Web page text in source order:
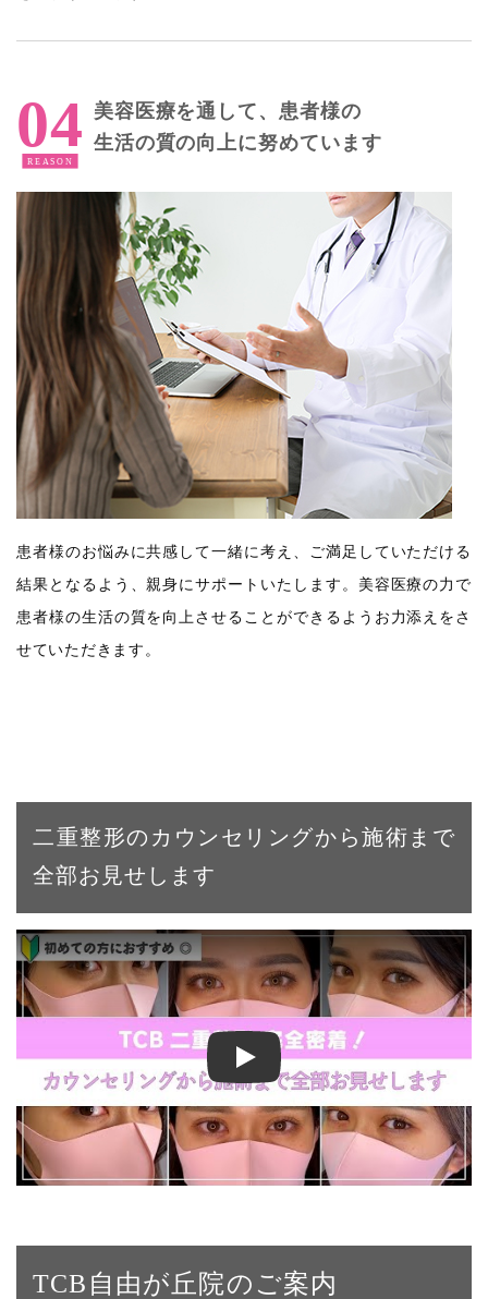
美容医療を通して、患者様の
生活の質の向上に努めています
患者様のお悩みに共感して一緒に考え、ご満足していただける
結果となるよう、親身にサポートいたします。美容医療の力で
患者様の生活の質を向上させることができるようお力添えをさ
せていただきます。
二重整形のカウンセリングから施術まで
全部お見せします
【二重整形】二重埋没法で左右対称＆くっきり
TCB自由が丘院のご案内